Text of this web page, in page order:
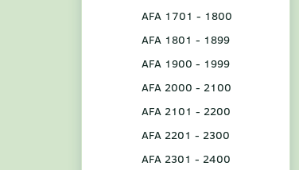
AFA 1701 - 1800
AFA 1801 - 1899
AFA 1900 - 1999
AFA 2000 - 2100
AFA 2101 - 2200
AFA 2201 - 2300
AFA 2301 - 2400